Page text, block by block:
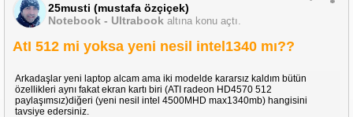
25musti (mustafa özçiçek)
Notebook - Ultrabook altına konu açtı.
AtI 512 mi yoksa yeni nesil intel1340 mı??
Arkadaşlar yeni laptop alcam ama iki modelde kararsız kaldım bütün
özellikleri aynı fakat ekran kartı biri (ATI radeon HD4570 512
paylaşımsız)diğeri (yeni nesil intel 4500MHD max1340mb) hangisini
tavsiye edersiniz.